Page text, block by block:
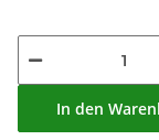
In den